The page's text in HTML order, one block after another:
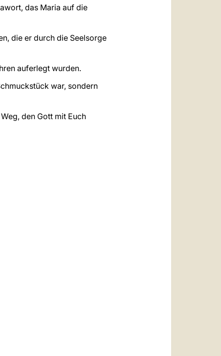
das Maria auf die
die er durch die Seelsorge
auferlegt wurden.
war, sondern
den Gott mit Euch